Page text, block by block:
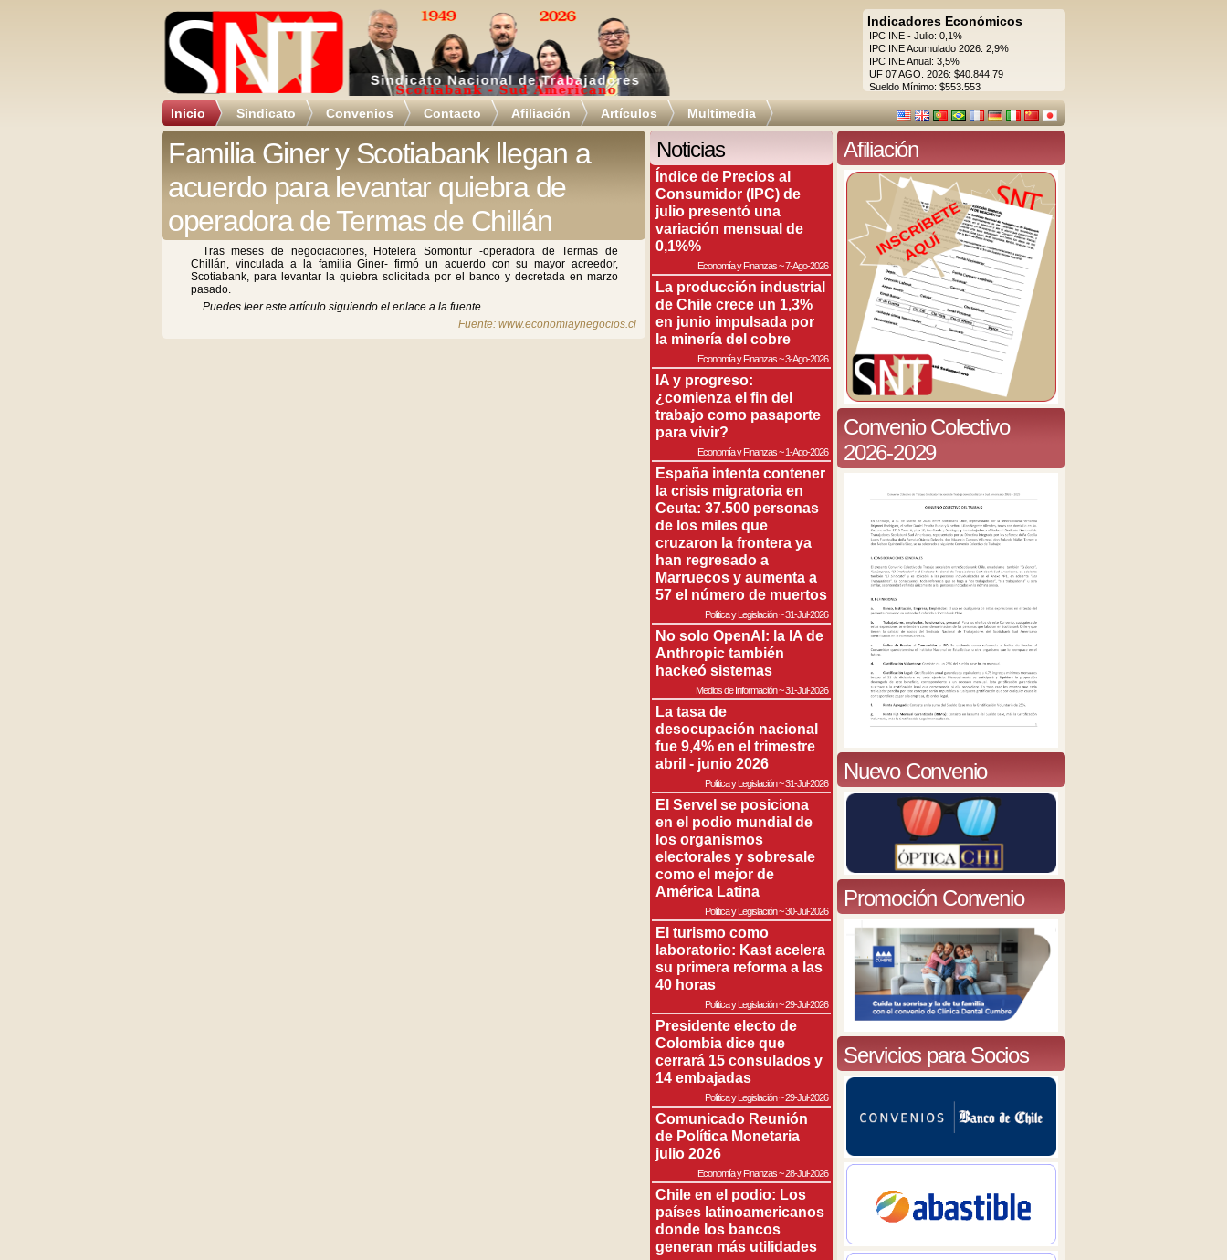
Indicadores Económicos
IPC INE - Julio: 0,1%
IPC INE Acumulado 2026: 2,9%
IPC INE Anual: 3,5%
UF 07 AGO. 2026: $40.844,79
Sueldo Mínimo: $553.553
Inicio Sindicato Convenios Contacto Afiliación Artículos Multimedia
Familia Giner y Scotiabank llegan a
acuerdo para levantar quiebra de
operadora de Termas de Chillán
Tras meses de negociaciones, Hotelera Somontur -operadora de Termas de
Chillán, vinculada a la familia Giner- firmó un acuerdo con su mayor acreedor,
Scotiabank, para levantar la quiebra solicitada por el banco y decretada en marzo
pasado.
Puedes leer este artículo siguiendo el enlace a la fuente.
Fuente: www.economiaynegocios.cl
Noticias
Índice de Precios al
Consumidor (IPC) de
julio presentó una
variación mensual de
0,1%%
Economía y Finanzas~7-Ago-2026
La producción industrial
de Chile crece un 1,3%
en junio impulsada por
la minería del cobre
Economía y Finanzas~3-Ago-2026
IA y progreso:
¿comienza el fin del
trabajo como pasaporte
para vivir?
Economía y Finanzas~1-Ago-2026
España intenta contener
la crisis migratoria en
Ceuta: 37.500 personas
de los miles que
cruzaron la frontera ya
han regresado a
Marruecos y aumenta a
57 el número de muertos
Política y Legislación~31-Jul-2026
No solo OpenAI: la IA de
Anthropic también
hackeó sistemas
Medios de Información~31-Jul-2026
La tasa de
desocupación nacional
fue 9,4% en el trimestre
abril - junio 2026
Política y Legislación~31-Jul-2026
El Servel se posiciona
en el podio mundial de
los organismos
electorales y sobresale
como el mejor de
América Latina
Política y Legislación~30-Jul-2026
El turismo como
laboratorio: Kast acelera
su primera reforma a las
40 horas
Política y Legislación~29-Jul-2026
Presidente electo de
Colombia dice que
cerrará 15 consulados y
14 embajadas
Política y Legislación~29-Jul-2026
Comunicado Reunión
de Política Monetaria
julio 2026
Economía y Finanzas~28-Jul-2026
Chile en el podio: Los
países latinoamericanos
donde los bancos
generan más utilidades
Afiliación
Convenio Colectivo
2026-2029
Nuevo Convenio
Promoción Convenio
Servicios para Socios